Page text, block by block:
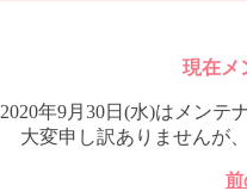
現在メ
2020年9月30日(水)はメンテ
大変申し訳ありませんが
前